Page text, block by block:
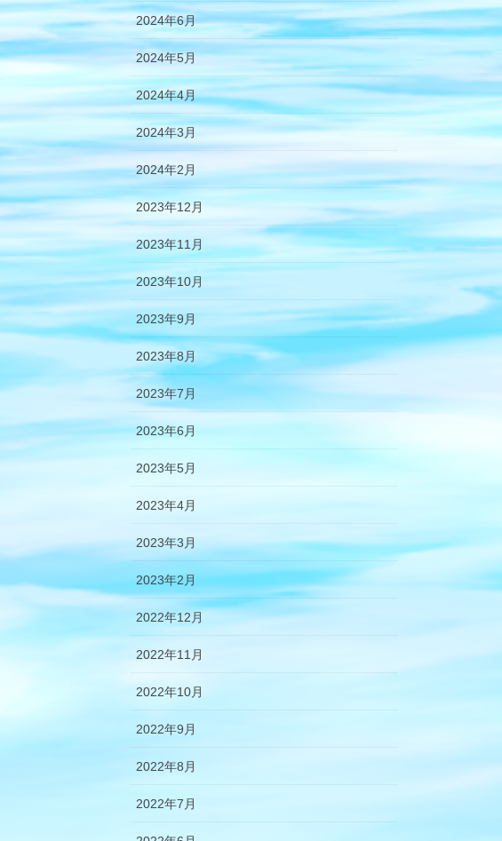
2024年6月
2024年5月
2024年4月
2024年3月
2024年2月
2023年12月
2023年11月
2023年10月
2023年9月
2023年8月
2023年7月
2023年6月
2023年5月
2023年4月
2023年3月
2023年2月
2022年12月
2022年11月
2022年10月
2022年9月
2022年8月
2022年7月